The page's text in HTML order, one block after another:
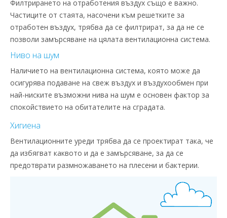
Филтрирането на отработения въздух също е важно.
Частиците от стаята, насочени към решетките за
отработен въздух, трябва да се филтрират, за да не се
позволи замърсяване на цялата вентилационна система.
Ниво на шум
Наличието на вентилационна система, която може да
осигурява подаване на свеж въздух и въздухообмен при
най-ниските възможни нива на шум е основен фактор за
спокойствието на обитателите на сградата.
Хигиена
Вентилационните уреди трябва да се проектират така, че
да избягват каквото и да е замърсяване, за да се
предотврати размножаването на плесени и бактерии.